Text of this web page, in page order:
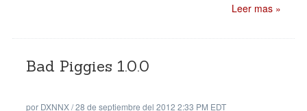
Leer mas »
Bad Piggies 1.0.0
por DXNNX/28 de septiembre del 2012 2:33 PM EDT